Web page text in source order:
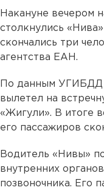
Накануне вечером
столкнулись
скончались три
агентства ЕАН.
По данным УГИБДД
вылетел на
«Жигули». В итоге
его пассажиров
Водитель «Нивы»
внутренних
позвоночника. Его